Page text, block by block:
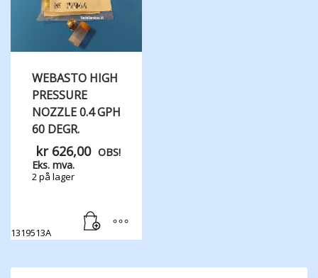
WEBASTO HIGH
PRESSURE
NOZZLE 0.4 GPH
60 DEGR.
kr626,00 OBS!
Eks. mva.
2 på lager
1319513A